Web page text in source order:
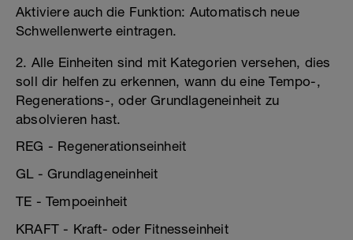
Aktiviere auch die Funktion: Automatisch neue
Schwellenwerte eintragen.
2. Alle Einheiten sind mit Kategorien versehen, dies
soll dir helfen zu erkennen, wann du eine Tempo-,
Regenerations-, oder Grundlageneinheit zu
absolvieren hast.
REG - Regenerationseinheit
GL - Grundlageneinheit
TE - Tempoeinheit
KRAFT - Kraft- oder Fitnesseinheit